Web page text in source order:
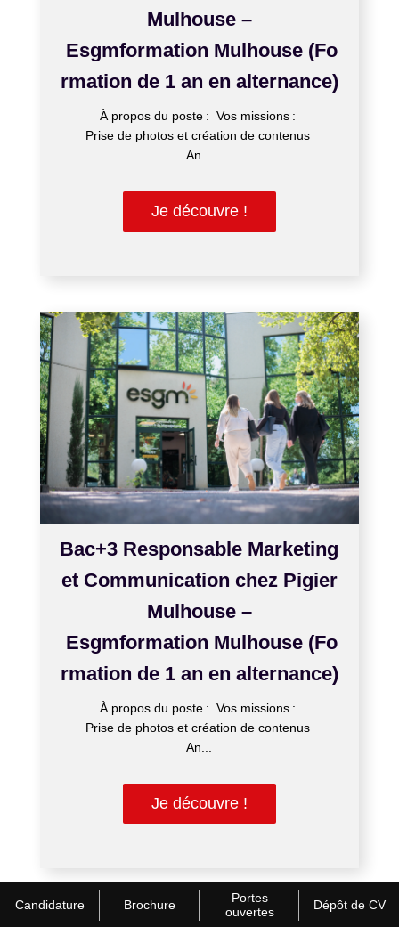
Candidature Brochure
Portes
ouvertes
Dépôt de CV
Mulhouse –
Esgmformation Mulhouse (Fo
rmation de 1 an en alternance)
À propos du poste : Vos missions :
Prise de photos et création de contenus
An...
Je découvre !
Bac+3 Responsable Marketing
et Communication chez Pigier
Mulhouse –
Esgmformation Mulhouse (Fo
rmation de 1 an en alternance)
À propos du poste : Vos missions :
Prise de photos et création de contenus
An...
Je découvre !